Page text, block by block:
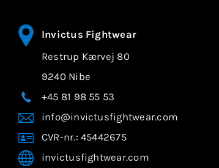
Invictus Fightwear
Restrup Kærvej 80
9240 Nibe
+45 81 98 55 53
info@invictusfightwear.com
CVR-nr.: 45442675
invictusfightwear.com